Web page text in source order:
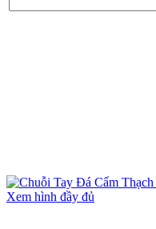
Xem hình đầy đủ